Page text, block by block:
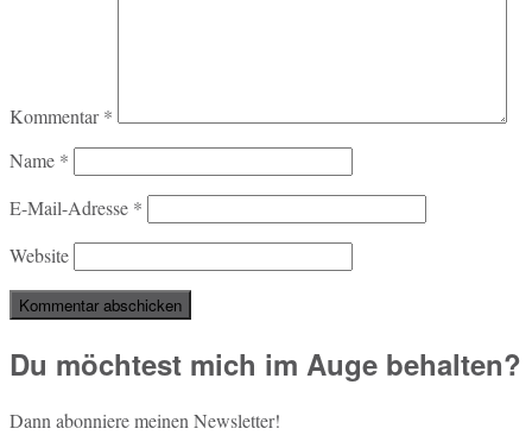
Kommentar*
Name *
E-Mail-Adresse *
Website
Du möchtest mich im Auge behalten?
Dann abon­nie­re meinen Newsletter!